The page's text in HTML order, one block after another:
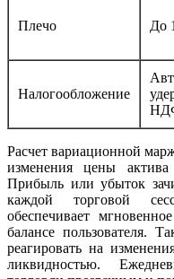
Плечо До
Налогообложение
Расчет вариационной
изменения цены
Прибыль или убыток
каждой торговой
обеспечивает
балансе пользователя.
реагировать на
ликвидностью.